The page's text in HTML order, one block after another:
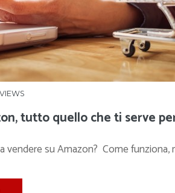
VIEWS
tutto quello che ti serve
vendere su Amazon? Come